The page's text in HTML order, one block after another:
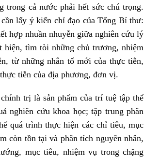
trong cả nước phải hết sức chú trọng.
lấy ý kiến chỉ đạo của Tổng Bí thư:
hợp nhuần nhuyễn giữa nghiên cứu lý
hiện, tìm tòi những chủ trương, nhiệm
từ những nhân tố mới của thực tiễn,
tiễn của địa phương, đơn vị.
trị là sản phẩm của trí tuệ tập thể
nghiên cứu khoa học; tập trung phân
quá trình thực hiện các chỉ tiêu, mục
còn tồn tại và phân tích nguyên nhân,
mục tiêu, nhiệm vụ trong chặng